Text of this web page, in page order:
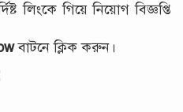
লিংকে গিয়ে নিয়োগ বিজ্ঞপ্তি
বাটনে ক্লিক করুন।